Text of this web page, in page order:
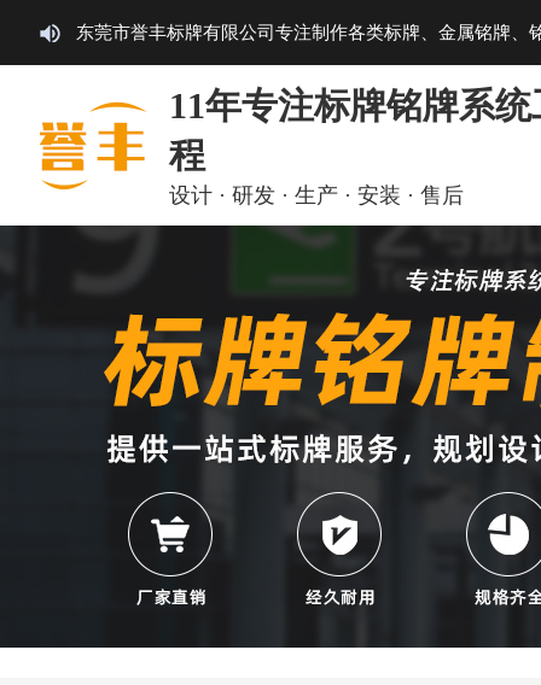
东莞市誉丰标牌有限公司专注制作各类标牌、金属铭牌、
11年专注标牌铭牌系统
程
设计 · 研发 · 生产 · 安装 · 售后